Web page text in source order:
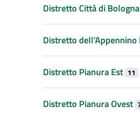
Distretto Città di Bologna
Distretto
Distretto Pianura Est 11
Distretto Pianura Ovest